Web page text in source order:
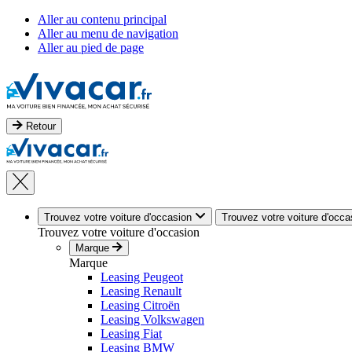
Aller au contenu principal
Aller au menu de navigation
Aller au pied de page
Retour
Trouvez votre voiture d'occasion Trouvez votre voiture
Trouvez votre voiture d'occasion
Marque
Marque
Leasing Peugeot
Leasing Renault
Leasing Citroën
Leasing Volkswagen
Leasing Fiat
Leasing BMW